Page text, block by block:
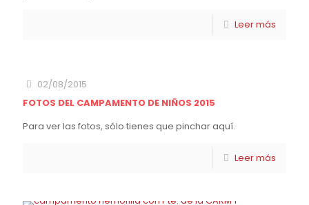
Leer más
02/08/2015
FOTOS DEL CAMPAMENTO DE NIÑOS 2015
Para ver las fotos, sólo tienes que pinchar aquí.
Leer más